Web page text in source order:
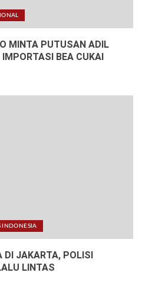
MINTA PUTUSAN ADIL
BEA CUKAI
INDONESIA
DI JAKARTA, POLISI
LINTAS